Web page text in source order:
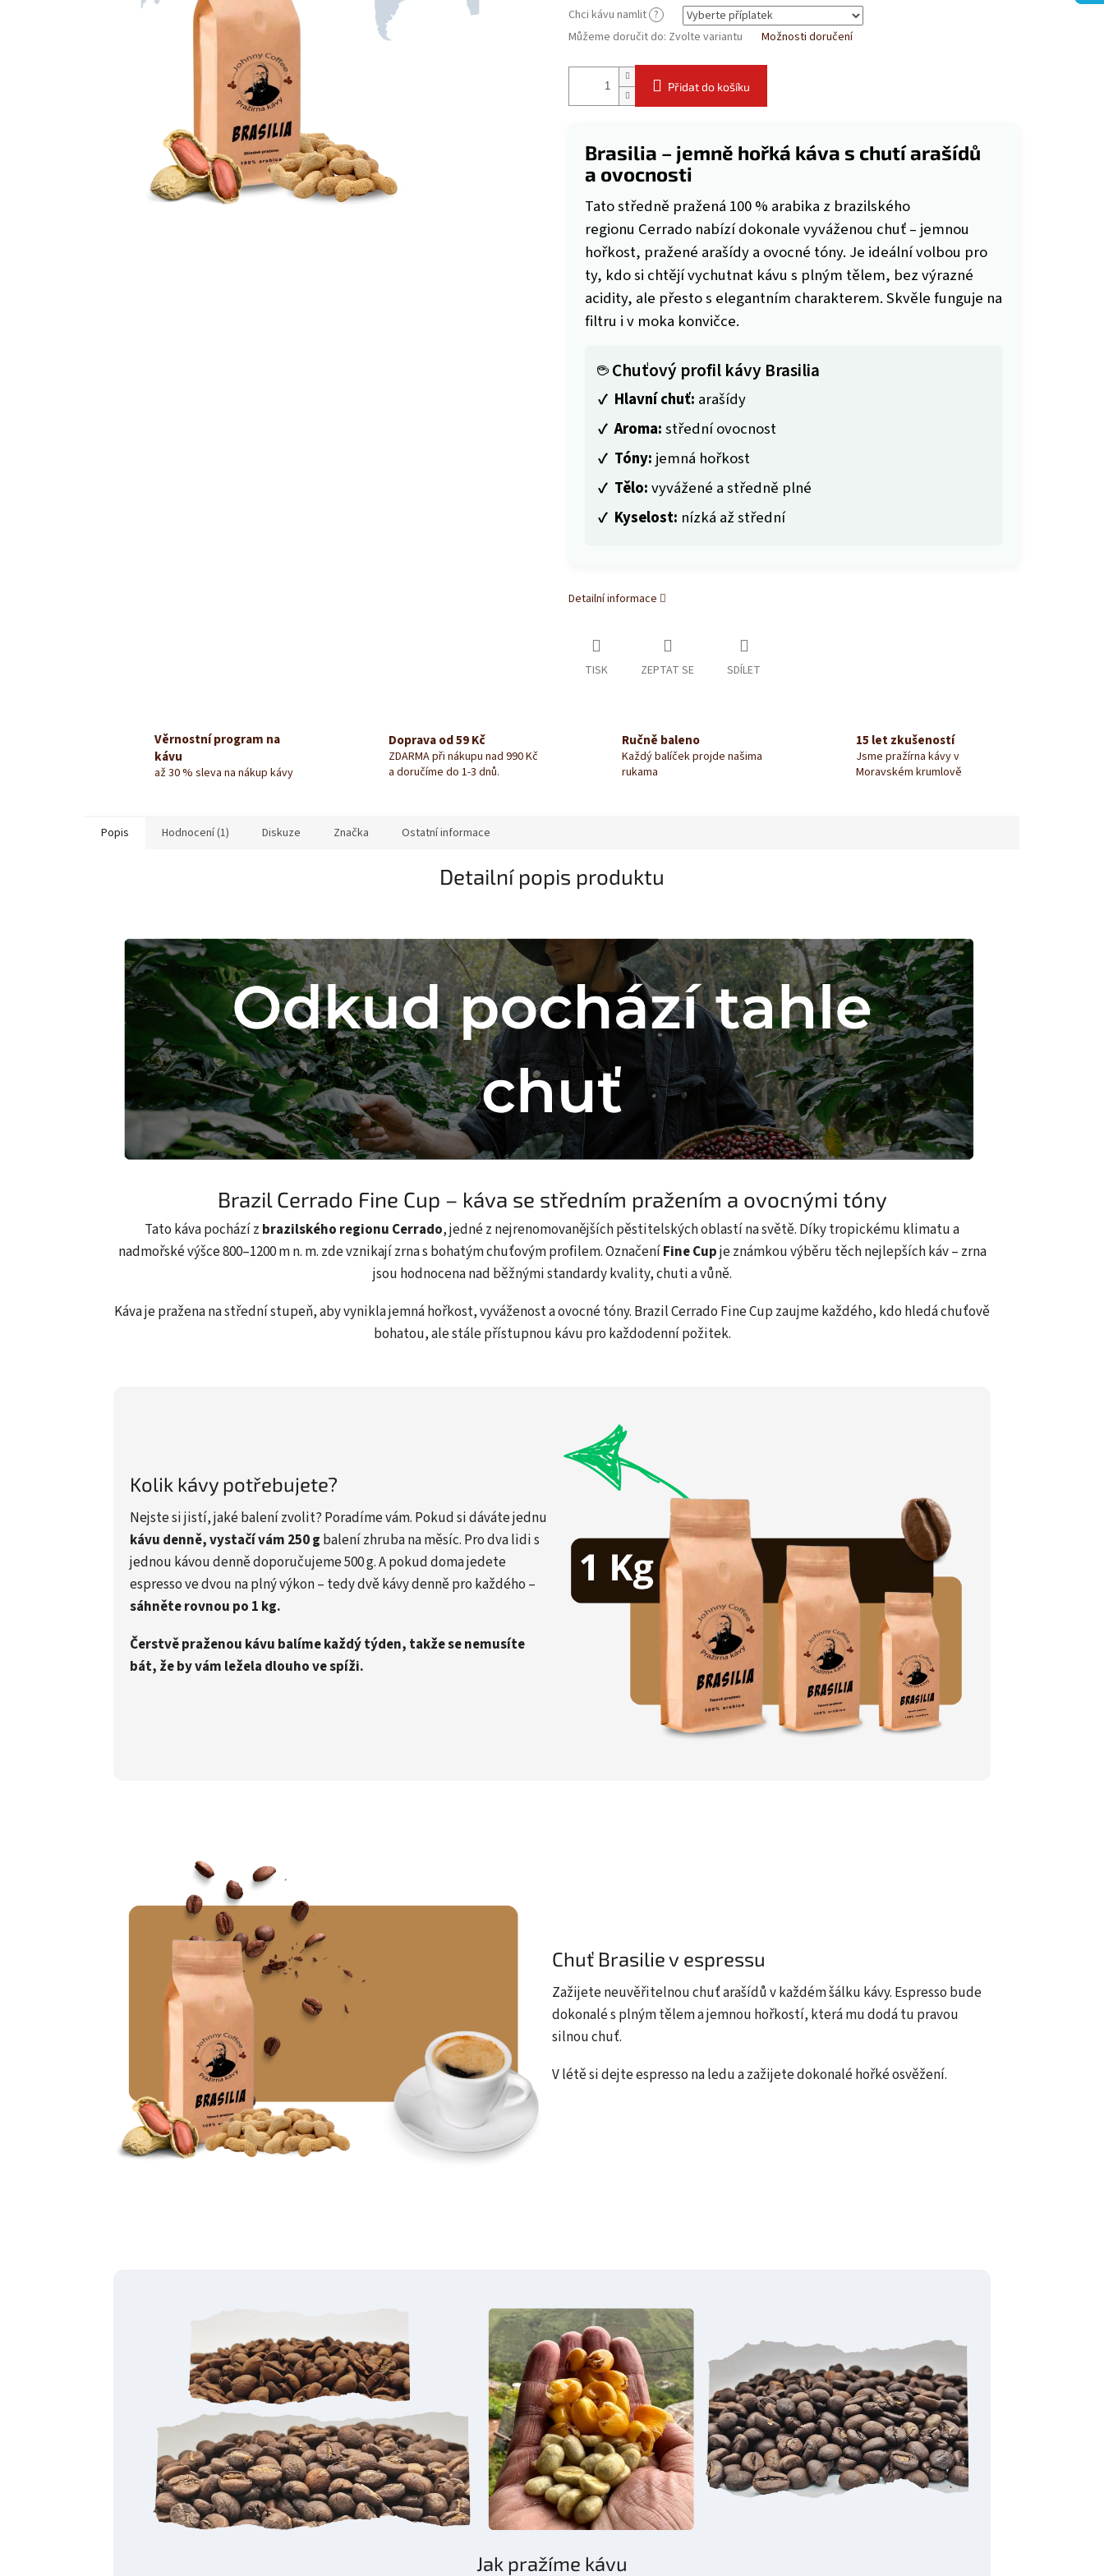
Chci kávu namlit ?
Můžeme doručit do: Zvolte variantu Možnosti doručení
Přidat do košíku
Brasilia – jemně hořká káva s chutí arašídů
a ovocnosti
Tato středně pražená 100 % arabika z brazilského
regionu Cerrado nabízí dokonale vyváženou chuť – jemnou
hořkost, pražené arašídy a ovocné tóny. Je ideální volbou pro
ty, kdo si chtějí vychutnat kávu s plným tělem, bez výrazné
acidity, ale přesto s elegantním charakterem. Skvěle funguje na
filtru i v moka konvičce.
☕ Chuťový profil kávy Brasilia
✓ Hlavní chuť: arašídy
✓ Aroma:střední ovocnost
✓ Tóny: jemná hořkost
✓ Tělo:vyvážené a středně plné
✓ Kyselost: nízká až střední
Detailní informace
TISK ZEPTAT SE SDÍLET
Věrnostní program na
kávu
až 30 % sleva na nákup kávy
Doprava od 59 Kč
ZDARMA při nákupu nad 990 Kč
a doručíme do 1-3 dnů.
Ručně baleno
Každý balíček projde našima
rukama
15 let zkušeností
Jsme pražírna kávy v
Moravském krumlově
Popis Hodnocení (1) Diskuze Značka Ostatní informace
Detailní popis produktu
Brazil Cerrado Fine Cup – káva se středním pražením a ovocnými tóny
Tato káva pochází z brazilského regionu Cerrado, jedné z nejrenomovanějších pěstitelských oblastí na světě. Díky tropickému klimatu a
nadmořské výšce 800–1200 m n. m. zde vznikají zrna s bohatým chuťovým profilem. OznačeníFine Cupje známkou výběru těch nejlepších káv – zrna
jsou hodnocena nad běžnými standardy kvality, chuti a vůně.
Káva je pražena na střední stupeň, aby vynikla jemná hořkost, vyváženost a ovocné tóny. Brazil Cerrado Fine Cup zaujme každého, kdo hledá chuťově
bohatou, ale stále přístupnou kávu pro každodenní požitek.
Kolik kávy potřebujete?
Nejste si jistí, jaké balení zvolit? Poradíme vám. Pokud si dáváte jednu
kávu denně, vystačí vám 250 g balení zhruba na měsíc. Pro dva lidi s
jednou kávou denně doporučujeme 500 g. A pokud doma jedete
espresso ve dvou na plný výkon – tedy dvě kávy denně pro každého –
sáhněte rovnou po 1 kg.
Čerstvě praženou kávu balíme každý týden, takže se nemusíte
bát, že by vám ležela dlouho ve spíži.
Chuť Brasilie v espressu
Zažijete neuvěřitelnou chuť arašídů v každém šálku kávy. Espresso bude
dokonalé s plným tělem a jemnou hořkostí, která mu dodá tu pravou
silnou chuť.
V létě si dejte espresso na ledu a zažijete dokonalé hořké osvěžení.
Jak pražíme kávu